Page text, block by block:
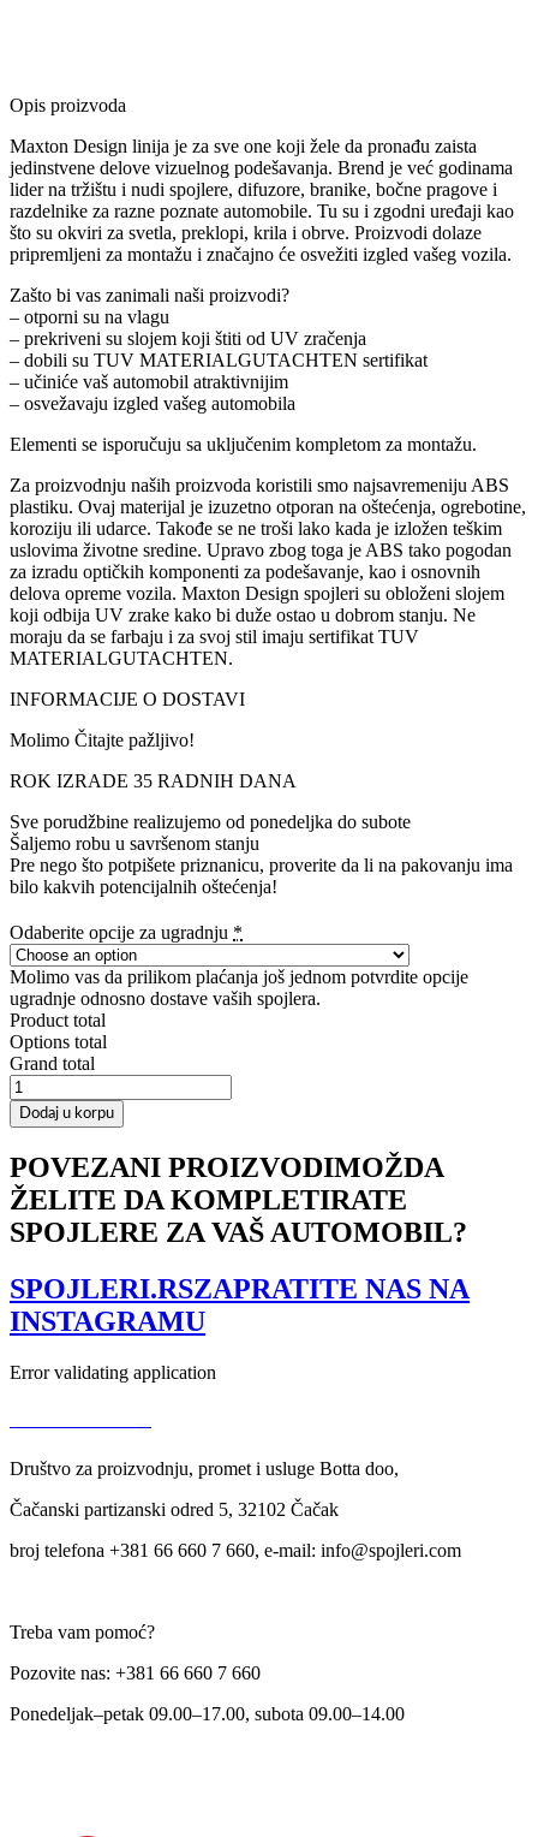
Opis proizvoda
Maxton Design linija je za sve one koji žele da pronađu zaista
jedinstvene delove vizuelnog podešavanja. Brend je već godinama
lider na tržištu i nudi spojlere, difuzore, branike, bočne pragove i
razdelnike za razne poznate automobile. Tu su i zgodni uređaji kao
što su okviri za svetla, preklopi, krila i obrve. Proizvodi dolaze
pripremljeni za montažu i značajno će osvežiti izgled vašeg vozila.
Zašto bi vas zanimali naši proizvodi?
– otporni su na vlagu
– prekriveni su slojem koji štiti od UV zračenja
– dobili su TUV MATERIALGUTACHTEN sertifikat
– učiniće vaš automobil atraktivnijim
– osvežavaju izgled vašeg automobila
Elementi se isporučuju sa uključenim kompletom za montažu.
Za proizvodnju naših proizvoda koristili smo najsavremeniju ABS
plastiku. Ovaj materijal je izuzetno otporan na oštećenja, ogrebotine,
koroziju ili udarce. Takođe se ne troši lako kada je izložen teškim
uslovima životne sredine. Upravo zbog toga je ABS tako pogodan
za izradu optičkih komponenti za podešavanje, kao i osnovnih
delova opreme vozila. Maxton Design spojleri su obloženi slojem
koji odbija UV zrake kako bi duže ostao u dobrom stanju. Ne
moraju da se farbaju i za svoj stil imaju sertifikat TUV
MATERIALGUTACHTEN.
INFORMACIJE O DOSTAVI
Molimo Čitajte pažljivo!
ROK IZRADE 35 RADNIH DANA
Sve porudžbine realizujemo od ponedeljka do subote
Šaljemo robu u savršenom stanju
Pre nego što potpišete priznanicu, proverite da li na pakovanju ima
bilo kakvih potencijalnih oštećenja!
Odaberite opcije za ugradnju *
Molimo vas da prilikom plaćanja još jednom potvrdite opcije
ugradnje odnosno dostave vaših spojlera.
Product total
Options total
Grand total
CENTRAL
REAR
SPLITTER
ROMEO
147
GTA
(without
bars)
količina
Dodaj u korpu
POVEZANI PROIZVODIMOŽDA
ŽELITE DA KOMPLETIRATE
SPOJLERE ZA VAŠ AUTOMOBIL?
SPOJLERI.RSZAPRATITE NAS NA
INSTAGRAMU
Error validating application
Društvo za proizvodnju, promet i usluge Botta doo,
Čačanski partizanski odred 5, 32102 Čačak
broj telefona +381 66 660 7 660, e-mail: info@spojleri.com
Treba vam pomoć?
Pozovite nas: +381 66 660 7 660
Ponedeljak–petak 09.00–17.00, subota 09.00–14.00